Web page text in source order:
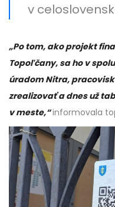
v
„Po tom, ako projekt
Topoľčany, sa ho v
úradom Nitra,
zrealizovať a dnes už
v meste,“informovala